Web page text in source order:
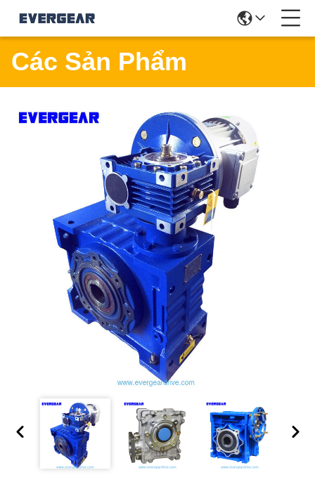
Các Sản Phẩm